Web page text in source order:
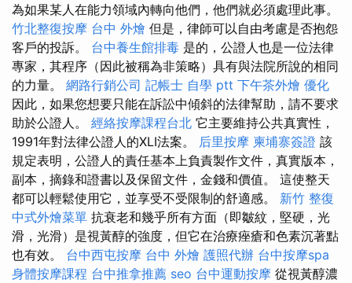
為如果某人在能力領域內轉向他們，他們就必須處理此事。
竹北整復按摩 台中 外燴 但是，律師可以自由考慮是否抱怨
客戶的投訴。 台中養生館排毒 是的，公證人也是一位法律
專家，其程序（因此被稱為非策略）具有與法院所說的相同
的力量。 網路行銷公司 記帳士 自學 ptt 下午茶外燴 優化
因此，如果您想要只能在訴訟中傾斜的法律幫助，請不要求
助於公證人。 經絡按摩課程台北 它主要維持公共真實性，
1991年對法律公證人的XLI法案。 后里按摩 柬埔寨簽證 該
規定表明，公證人的責任基本上負責製作文件，真實版本，
副本，摘錄和證書以及保留文件，金錢和價值。 這使整天
都可以輕鬆使用它，並享受不受限制的舒適感。 新竹 整復
中式外燴菜單 抗衰老和幾乎所有方面（即皺紋，堅硬，光
滑，光滑）是視黃醇的強度，但它在治療痤瘡和色素沉著點
也有效。 台中西屯按摩 台中 外燴 護照代辦 台中按摩spa
身體按摩課程 台中推拿推薦 seo 台中運動按摩 從視黃醇濃